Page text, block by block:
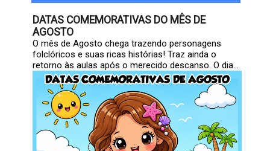
DATAS COMEMORATIVAS DO MÊS DE
AGOSTO
O mês de Agosto chega trazendo personagens
folclóricos e suas ricas histórias! Traz ainda o
retorno às aulas após o merecido descanso. O dia...